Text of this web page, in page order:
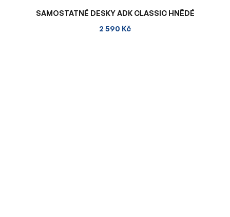
SAMOSTATNÉ DESKY ADK CLASSIC HNĚDÉ
2 590 Kč